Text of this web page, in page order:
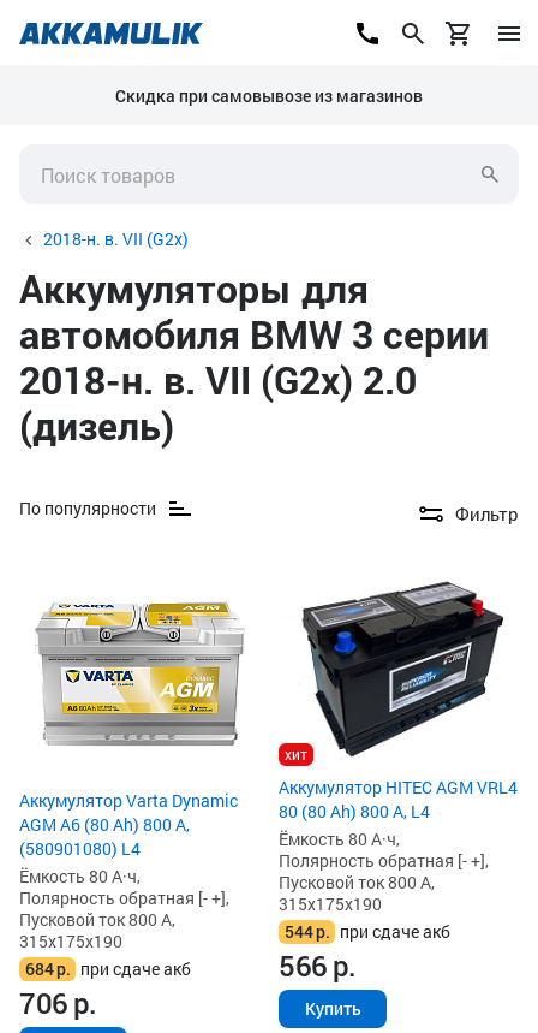
Скидка при самовывозе из магазинов
2018-н. в. VII (G2x)
Аккумуляторы для
автомобиля BMW 3 серии
2018-н. в. VII (G2x) 2.0
(дизель)
По популярности Фильтр
Аккумулятор Varta Dynamic
AGM A6 (80 Ah) 800 А,
(580901080) L4
Ёмкость 80 А·ч,
Полярность обратная [- +],
Пусковой ток 800 А,
315x175x190
684р. при сдаче акб
706р.
хит
Аккумулятор HITEC AGM VRL4
80 (80 Ah) 800 А, L4
Ёмкость 80 А·ч,
Полярность обратная [- +],
Пусковой ток 800 А,
315x175x190
544р. при сдаче акб
566р.
Купить